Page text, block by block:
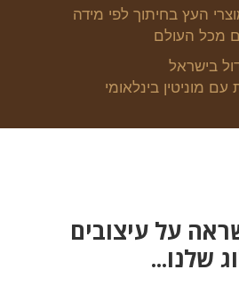
העץ בחיתוך לפי מידה
מכל העולם
בישראל
מוניטין בינלאומי
על עיצובים
שלנו...